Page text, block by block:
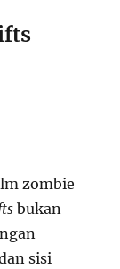
zombie
bukan
sisi